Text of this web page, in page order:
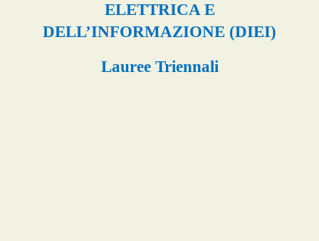
ELETTRICA E
DELL’INFORMAZIONE (DIEI)
Lauree Triennali